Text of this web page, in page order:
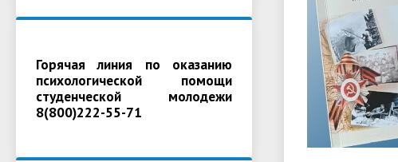
Горячая линия по оказанию
психологической помощи
студенческой молодежи
8(800)222-55-71